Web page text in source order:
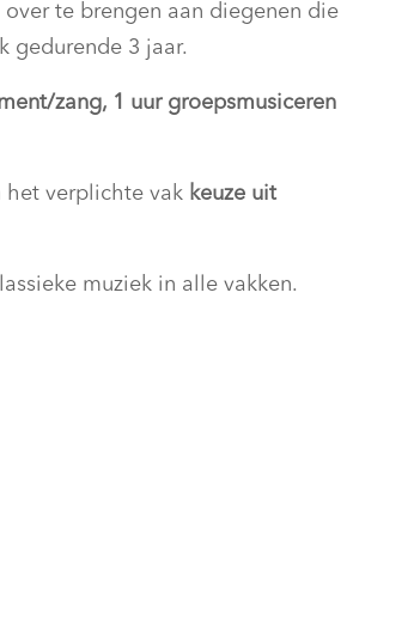
te brengen aan diegenen die
gedurende 3 jaar.
zang, 1 uur groepsmusiceren
het verplichte vak keuze uit
muziek in alle vakken.